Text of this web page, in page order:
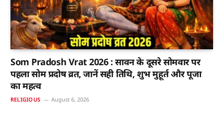
Som Pradosh Vrat 2026 : सावन के दूसरे सोमवार पर
पहला सोम प्रदोष व्रत, जानें सही तिथि, शुभ मुहूर्त और पूजा
का महत्व
RELIGIOUS August 6, 2026